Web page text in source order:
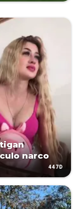
narco
447D